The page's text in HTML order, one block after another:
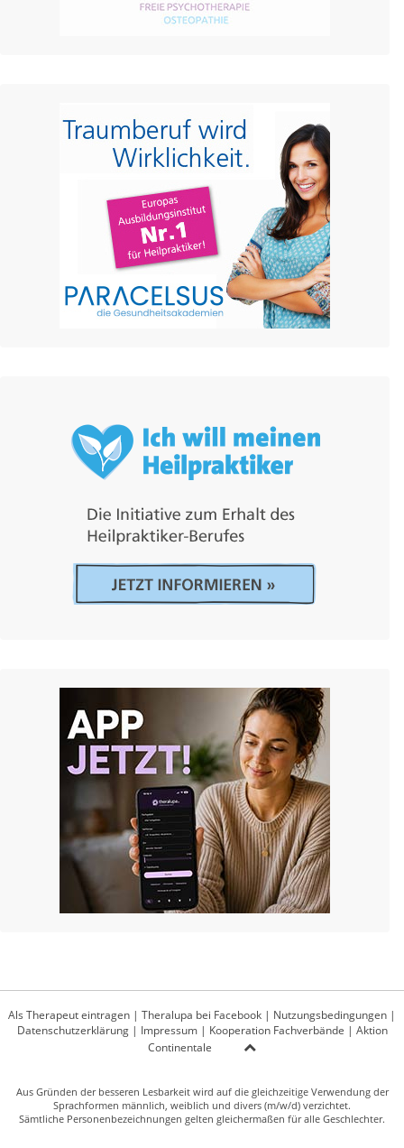
Als Therapeut eintragen | Theralupa bei Facebook | Nutzungsbedingungen |
Datenschutzerklärung| Impressum| Kooperation Fachverbände | Aktion
Continentale
Aus Gründen der besseren Lesbarkeit wird auf die gleichzeitige Verwendung der
Sprachformen männlich, weiblich und divers (m/w/d) verzichtet.
Sämtliche Personenbezeichnungen gelten gleichermaßen für alle Geschlechter.